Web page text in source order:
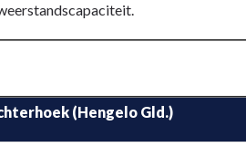
(Hengelo Gld.)